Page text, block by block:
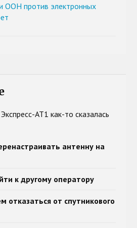
ООН против электронных
АТ1 как-то сказалась
антенну на
к другому оператору
отказаться от спутникового